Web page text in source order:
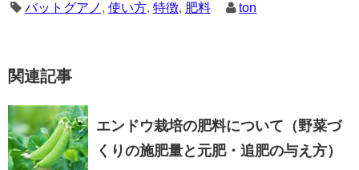
バットグアノ , 使い方, 特徴, 肥料 ton
関連記事
エンドウ栽培の肥料について（野菜づ
くりの施肥量と元肥・追肥の与え方）